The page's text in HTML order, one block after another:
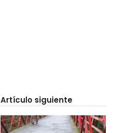
Artículo siguiente